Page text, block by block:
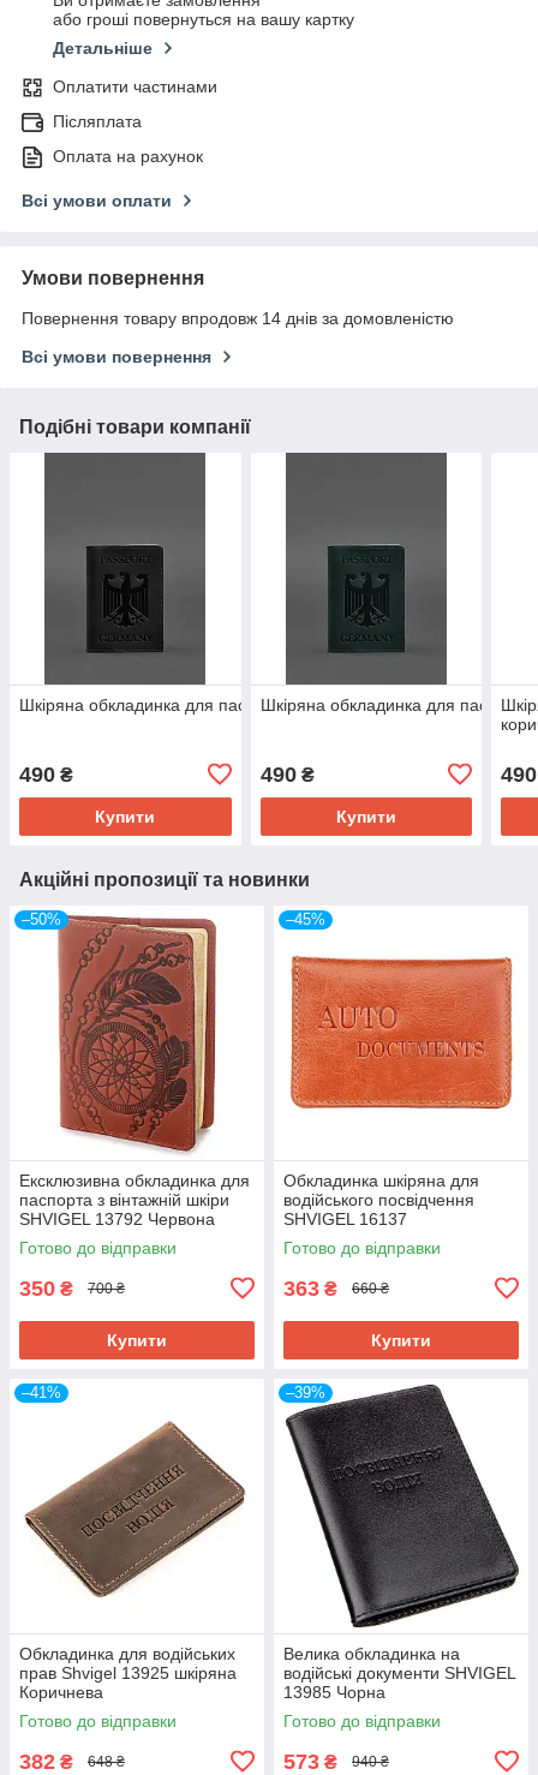
або гроші повернуться на вашу картку
Детальніше
Оплатити частинами
Післяплата
Оплата на рахунок
Всі умови оплати
Умови повернення
Повернення товару впродовж 14 днів за домовленістю
Всі умови повернення
Подібні товари компанії
Шкіряна обкладинка для паспорта з гербом Німеччини чорна
490 ₴
Купити
Шкіряна обкладинка для
490₴
Купити
490
Акційні пропозиції та новинки
–50%
Ексклюзивна обкладинка для
паспорта з вінтажній шкіри
SHVIGEL 13792 Червона
Готово до відправки
350 ₴ 700 ₴
Купити
–45%
Обкладинка шкіряна для
водійського посвідчення
SHVIGEL 16137
Готово до відправки
363 ₴ 660 ₴
Купити
–41%
Обкладинка для водійських
прав Shvigel 13925 шкіряна
Коричнева
Готово до відправки
382 ₴ 648 ₴
–39%
Велика обкладинка на
водійські документи SHVIGEL
13985 Чорна
Готово до відправки
573 ₴ 940 ₴